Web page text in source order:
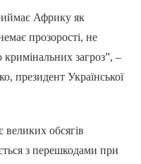
Африку як
прозорості, не
загроз”, –
президент Української
обсягів
з перешкодами при